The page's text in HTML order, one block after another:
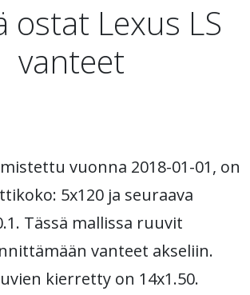
ostat Lexus LS
vanteet
vuonna 2018-01-01, on
5x120 ja seuraava
Tässä mallissa ruuvit
vanteet akseliin.
kierretty on 14x1.50.